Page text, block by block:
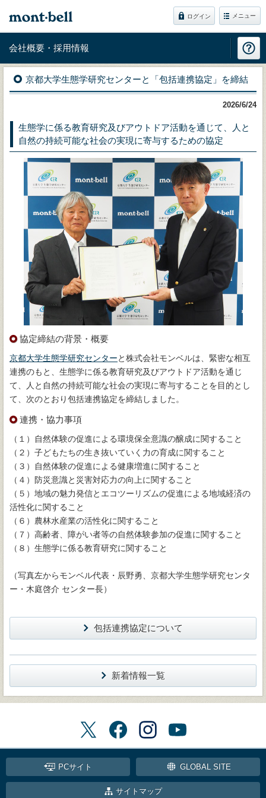
ログイン メニュー
会社概要・採用情報
京都大学生態学研究センターと「包括連携協定」を締結
2026/6/24
生態学に係る教育研究及びアウトドア活動を通じて、人と
自然の持続可能な社会の実現に寄与するための協定
協定締結の背景・概要
京都大学生態学研究センターと株式会社モンベルは、緊密な相互
連携のもと、生態学に係る教育研究及びアウトドア活動を通じ
て、人と自然の持続可能な社会の実現に寄与することを目的とし
て、次のとおり包括連携協定を締結しました。
連携・協力事項
（１）自然体験の促進による環境保全意識の醸成に関すること
（２）子どもたちの生き抜いていく力の育成に関すること
（３）自然体験の促進による健康増進に関すること
（４）防災意識と災害対応力の向上に関すること
（５）地域の魅力発信とエコツーリズムの促進による地域経済の
活性化に関すること
（６）農林水産業の活性化に関すること
（７）高齢者、障がい者等の自然体験参加の促進に関すること
（８）生態学に係る教育研究に関すること
（写真左からモンベル代表・辰野勇、京都大学生態学研究センタ
ー・木庭啓介 センター長）
包括連携協定について
新着情報一覧
PCサイト GLOBAL SITE
サイトマップ